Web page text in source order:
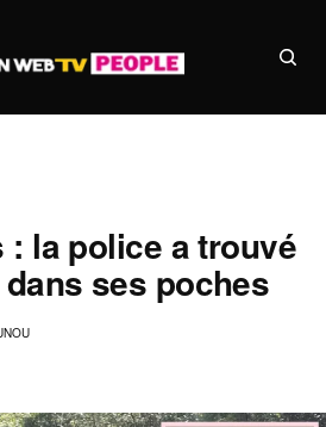
: la police a trouvé
ses poches